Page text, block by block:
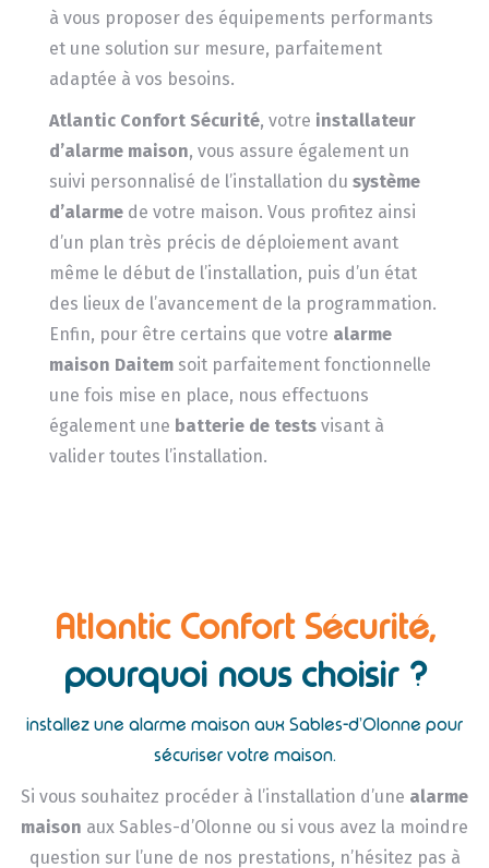
à vous proposer des équipements performants
et une solution sur mesure, parfaitement
adaptée à vos besoins.
Atlantic Confort Sécurité, votre installateur
d’alarme maison, vous assure également un
suivi personnalisé de l’installation du système
d’alarmede votre maison. Vous profitez ainsi
d’un plan très précis de déploiement avant
même le début de l’installation, puis d’un état
des lieux de l’avancement de la programmation.
Enfin, pour être certains que votre alarme
maison Daitemsoit parfaitement fonctionnelle
une fois mise en place, nous effectuons
également une batterie de testsvisant à
valider toutes l’installation.
Atlantic Confort Sécurité,
pourquoi nous choisir ?
installez une alarme maison aux Sables-d’Olonne pour
sécuriser votre maison.
Si vous souhaitez procéder à l’installation d’une alarme
maison aux Sables-d’Olonne ou si vous avez la moindre
question sur l’une de nos prestations, n’hésitez pas à